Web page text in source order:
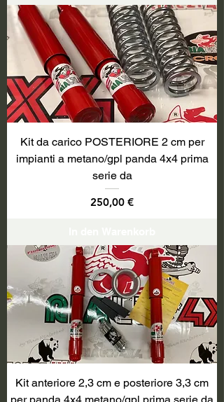
Kit da carico POSTERIORE 2 cm per
impianti a metano/gpl panda 4x4 prima
serie da
Preis
250,00 €
Kit anteriore 2,3 cm e posteriore 3,3 cm